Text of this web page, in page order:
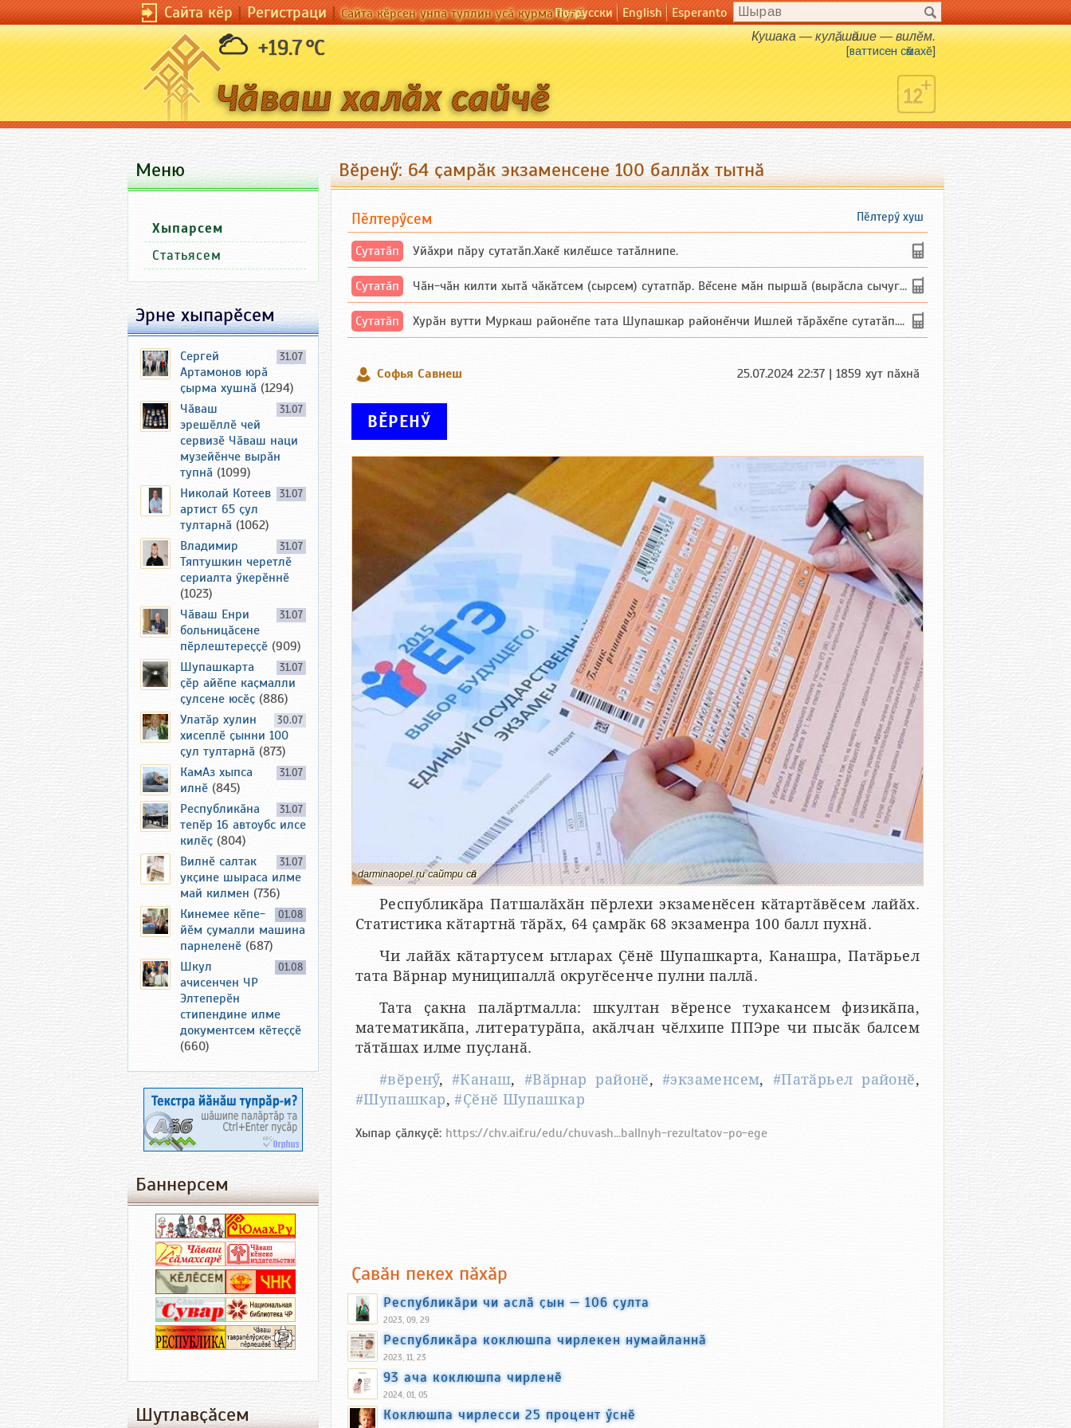
Сайта кӗр|Регистраци|Сайта кӗрсен унпа туллин усӑ курма пулӗПо-русски English Esperanto
+19.7 °C Кушака — кулӑ, шӑшие — вилӗм.
[ваттисен сӑмахӗ]
Вӗренӳ: 64 ҫамрӑк экзаменсене 100 баллӑх тытнӑ
Пӗлтерӳ хуш
Пӗлтерӳсем
Сутатӑп Уйăхри пăру сутатăп.Хакĕ килĕшсе татăлнипе.
Сутатӑп Чăн-чăн килти хытă чăкăтсем (сырсем) сутатпăр. Вĕсене мăн пыршă (вырăсла сычуг) ...
Сутатӑп Хурăн вутти Муркаш районĕпе тата Шупашкар районĕнчи Ишлей тăрăхĕпе сутатăп. Ха...
Софья Савнеш 25.07.2024 22:37 | 1859 хут пӑхнӑ
ВӖРЕНӲ
darminaopel.ru сайтри сӑн
Республикӑра Патшалӑхӑн пӗрлехи экзаменӗсен кӑтартӑвӗсем лайӑх.
Статистика кӑтартнӑ тӑрӑх, 64 ҫамрӑк 68 экзаменра 100 балл пухнӑ.
Чи лайӑх кӑтартусем ытларах Ҫӗнӗ Шупашкарта, Канашра, Патӑрьел
тата Вӑрнар муниципаллӑ округӗсенче пулни паллӑ.
Тата ҫакна палӑртмалла: шкултан вӗренсе тухакансем физикӑпа,
математикӑпа, литературӑпа, акӑлчан чӗлхипе ППЭре чи пысӑк балсем
тӑтӑшах илме пуҫланӑ.
#вӗренӳ,#Канаш, #Вӑрнар районӗ,#экзаменсем, #Патӑрьел районӗ,
#Шупашкар,#Ҫӗнӗ Шупашкар
Хыпар ҫӑлкуҫӗ: https://chv.aif.ru/edu/chuvash...ballnyh-rezultatov-po-ege
Ҫавӑн пекех пӑхӑр
Республикӑри чи аслӑ ҫын — 106 ҫулта
2023, 09, 29
Республикӑра коклюшпа чирлекен нумайланнӑ
2023, 11, 23
93 ача коклюшпа чирленӗ
2024, 01, 05
Коклюшпа чирлесси 25 процент ӳснӗ
Меню
Хыпарсем
Статьясем
Эрне хыпарӗсем
31.07
Сергей
Артамонов юрӑ
ҫырма хушнӑ (1294)
31.07
Чӑваш
эрешӗллӗ чей
сервизӗ Чӑваш наци
музейӗнче вырӑн
тупнӑ (1099)
31.07
Николай Котеев
артист 65 ҫул
тултарнӑ (1062)
31.07
Владимир
Тяптушкин черетлӗ
сериалта ӳкерӗннӗ
(1023)
31.07
Чӑваш Енри
больницӑсене
пӗрлештереҫҫӗ (909)
31.07
Шупашкарта
ҫӗр айӗпе каҫмалли
ҫулсене юсӗҫ (886)
30.07
Улатӑр хулин
хисеплӗ ҫынни 100
ҫул тултарнӑ (873)
31.07
КамАз хыпса
илнӗ (845)
31.07
Республикӑна
тепӗр 16 автоубс илсе
килӗҫ (804)
31.07
Вилнӗ салтак
укҫине шыраса илме
май килмен (736)
01.08
Кинемее кӗпе-
йӗм ҫумалли машина
парнеленӗ (687)
01.08
Шкул
ачисенчен ЧР
Элтеперӗн
стипендине илме
документсем кӗтеҫҫӗ
(660)
Баннерсем
Шутлавҫӑсем